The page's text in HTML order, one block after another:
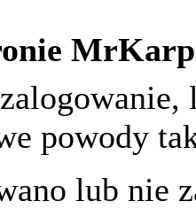
powody
lub nie